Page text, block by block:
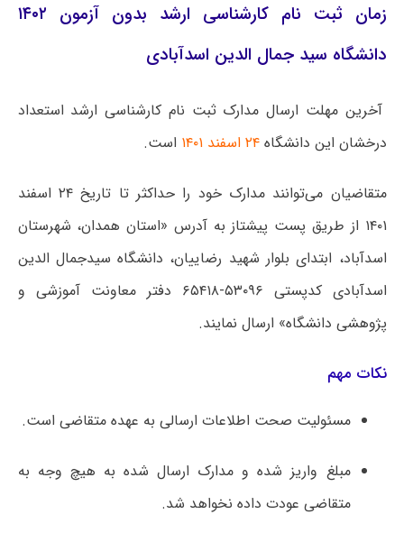
زمان ثبت نام کارشناسی ارشد بدون آزمون ۱۴۰۲
دانشگاه سید جمال الدین اسدآبادی
آخرین مهلت ارسال مدارک ثبت نام کارشناسی ارشد استعداد
درخشان این دانشگاه۲۴ اسفند ۱۴۰۱ است.
متقاضیان می‌توانند مدارک خود را حداکثر تا تاریخ ۲۴ اسفند
۱۴۰۱ از طریق پست پیشتاز به آدرس «استان همدان، شهرستان
اسدآباد، ابتدای بلوار شهید رضاییان، دانشگاه سیدجمال الدین
اسدآبادی کدپستی ۵۳۰۹۶-۶۵۴۱۸ دفتر معاونت آموزشی و
پژوهشی دانشگاه» ارسال نمایند.
نکات مهم
مسئولیت صحت اﻃﻼﻋﺎت ارﺳﺎلی ﺑﻪ ﻋﻬﺪه ﻣﺘﻘﺎضی است.
مبلغ واریز شده و ﻣﺪارک ارسال شده به هیچ وجه به
متقاضی ﻋﻮدت داده ﻧﺨﻮاﻫﺪ شد.